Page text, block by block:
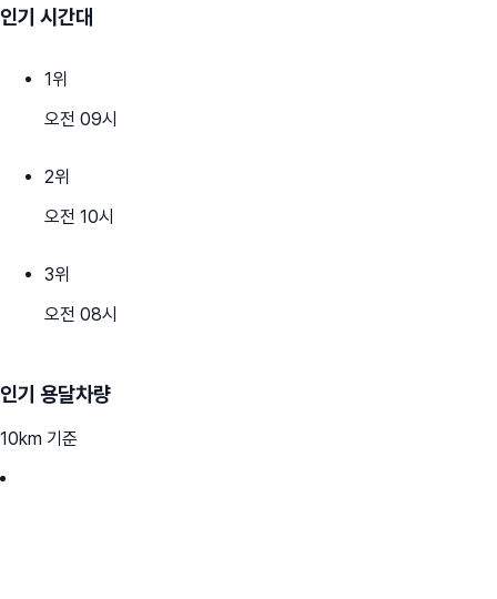
인기 시간대
1위
오전 09시
2위
오전 10시
3위
오전 08시
인기 용달차량
10km 기준